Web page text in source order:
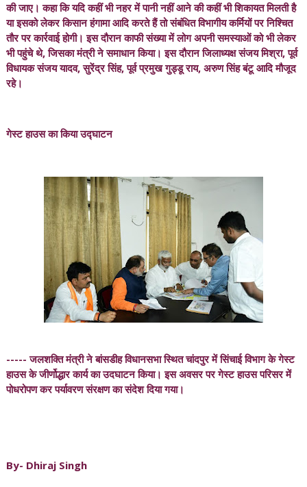
की जाए। कहा कि यदि कहीं भी नहर में पानी नहीं आने की कहीं भी शिकायत मिलती है
या इसको लेकर किसान हंगामा आदि करते हैं तो संबंधित विभागीय कर्मियों पर निश्चित
तौर पर कार्रवाई होगी। इस दौरान काफी संख्या में लोग अपनी समस्याओं को भी लेकर
भी पहुंचे थे, जिसका मंत्री ने समाधान किया। इस दौरान जिलाध्यक्ष संजय मिश्रा, पूर्व
विधायक संजय यादव, सुरेंद्र सिंह, पूर्व प्रमुख गुड्डू राय, अरुण सिंह बंटू आदि मौजूद
रहे।
गेस्ट हाउस का किया उद्घाटन
----- जलशक्ति मंत्री ने बांसडीह विधानसभा स्थित चांदपुर में सिंचाई विभाग के गेस्ट
हाउस के जीर्णोद्धार कार्य का उदघाटन किया।‌ इस अवसर पर गेस्ट हाउस परिसर में
पोधरोपण कर पर्यावरण संरक्षण का संदेश दिया गया।
By- Dhiraj Singh